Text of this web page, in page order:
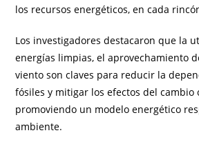
los recursos energéticos, en cada
Los investigadores destacaron que la
energías limpias, el aprovechamiento
viento son claves para reducir la
fósiles y mitigar los efectos del cambio
promoviendo un modelo energético
ambiente.